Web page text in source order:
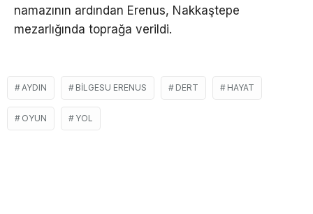
namazının ardından Erenus, Nakkaştepe
mezarlığında toprağa verildi.
AYDIN BILGESU ERENUS DERT HAYAT
OYUN YOL